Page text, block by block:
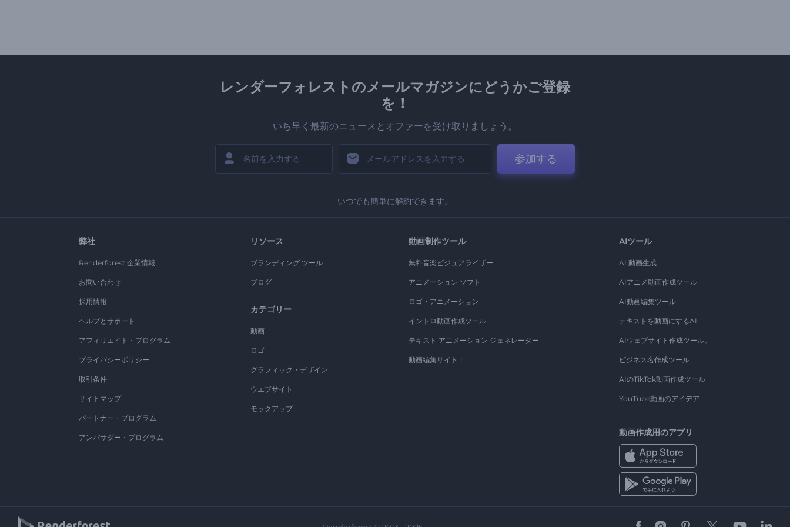
レンダーフォレストのメールマガジンにどうかご登録
を！
いち早く最新のニュースとオファーを受け取りましょう。
参加する
いつでも簡単に解約できます。
弊社
Renderforest 企業情報
お問い合わせ
採用情報
ヘルプとサポート
アフィリエイト・プログラム
プライバシーポリシー
取引条件
サイトマップ
パートナー・プログラム
アンバサダー・プログラム
リソース
ブランディング ツール
ブログ
カテゴリー
動画
ロゴ
グラフィック・デザイン
ウエブサイト
モックアップ
動画制作ツール
無料音楽ビジュアライザー
アニメーション ソフト
ロゴ・アニメーション
イントロ動画作成ツール
テキスト アニメーション ジェネレーター
動画編集サイト：
AIツール
AI 動画生成
AIアニメ動画作成ツール
AI動画編集ツール
テキストを動画にするAI
AIウェブサイト作成ツール。
ビジネス名作成ツール
AIのTikTok動画作成ツール
YouTube動画のアイデア
動画作成用のアプリ